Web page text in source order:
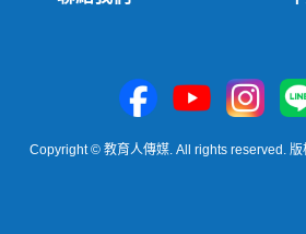
Copyright © 教育人傳媒. All rights reserved.